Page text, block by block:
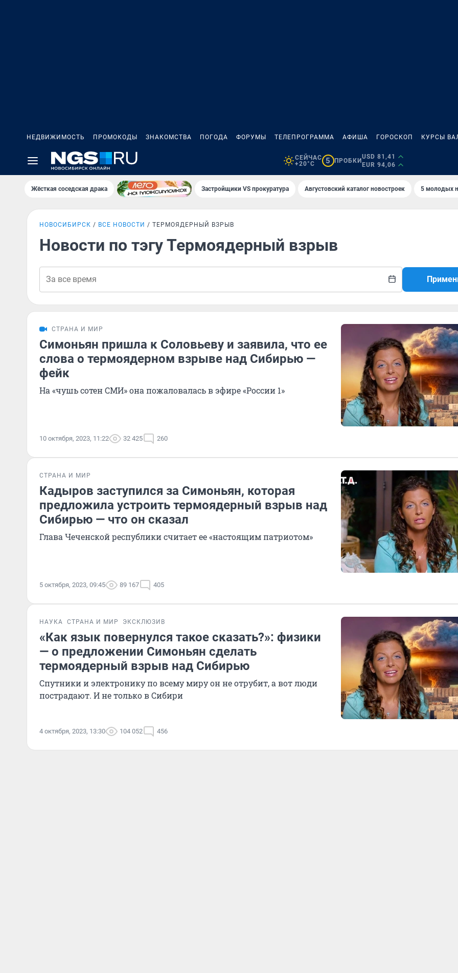
НЕДВИЖИМОСТЬ ПРОМОКОДЫ ЗНАКОМСТВА ПОГОДА ФОРУМЫ ТЕЛЕПРОГРАММА АФИША ГОРОСКОП КУРСЫ
СЕЙЧАС
+20°C
5 ПРОБКИ
USD 81,41
EUR 94,06
Жёсткая соседская драка Застройщики VS прокуратура Августовский каталог новостроек 5 молодых
НОВОСИБИРСК ВСЕ НОВОСТИ ТЕРМОЯДЕРНЫЙ ВЗРЫВ
Новости по тэгу Термоядерный взрыв
СТРАНА И МИР
Симоньян пришла к Соловьеву и заявила, что ее
слова о термоядерном взрыве над Сибирью —
фейк
На «чушь сотен СМИ» она пожаловалась в эфире «России 1»
10 октября, 2023, 11:22 32 425 260
СТРАНА И МИР
Кадыров заступился за Симоньян, которая
предложила устроить термоядерный взрыв над
Сибирью — что он сказал
Глава Чеченской республики считает ее «настоящим патриотом»
5 октября, 2023, 09:45 89 167 405
НАУКА СТРАНА И МИР ЭКСКЛЮЗИВ
«Как язык повернулся такое сказать?»: физики
— о предложении Симоньян сделать
термоядерный взрыв над Сибирью
Спутники и электронику по всему миру он не отрубит, а вот люди
пострадают. И не только в Сибири
4 октября, 2023, 13:30 104 052 456